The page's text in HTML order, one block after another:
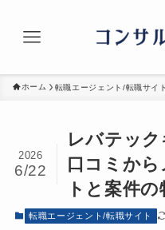
ホーム 転職エージェント/転職サイト
レバテッ
口コミか
トと案件
2026
6/22
転職エージェント/転職サイト